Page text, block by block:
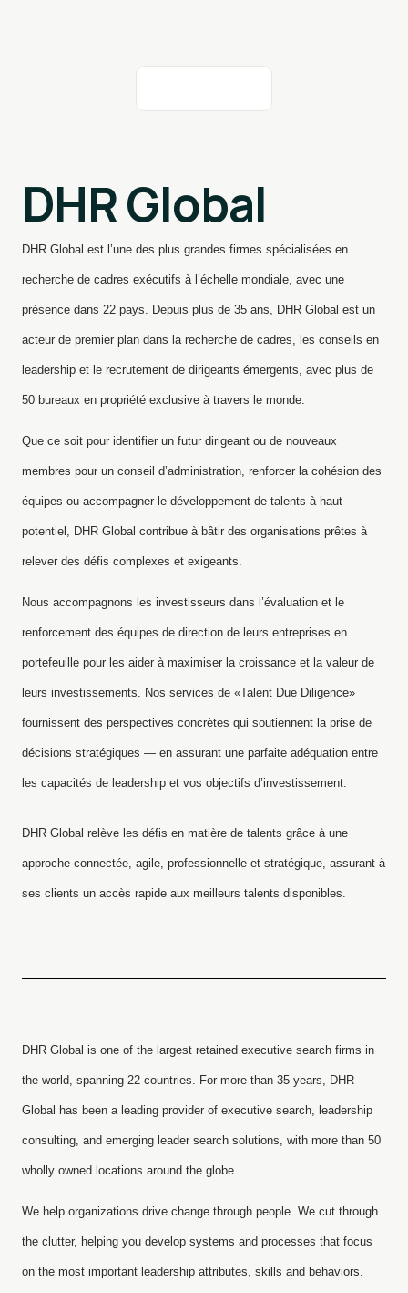
DHR Global
DHR Global est l’une des plus grandes firmes spécialisées en
recherche de cadres exécutifs à l’échelle mondiale, avec une
présence dans 22 pays. Depuis plus de 35 ans, DHR Global est un
acteur de premier plan dans la recherche de cadres, les conseils en
leadership et le recrutement de dirigeants émergents, avec plus de
50 bureaux en propriété exclusive à travers le monde.
Que ce soit pour identifier un futur dirigeant ou de nouveaux
membres pour un conseil d’administration, renforcer la cohésion des
équipes ou accompagner le développement de talents à haut
potentiel, DHR Global contribue à bâtir des organisations prêtes à
relever des défis complexes et exigeants.
Nous accompagnons les investisseurs dans l’évaluation et le
renforcement des équipes de direction de leurs entreprises en
portefeuille pour les aider à maximiser la croissance et la valeur de
leurs investissements. Nos services de «Talent Due Diligence»
fournissent des perspectives concrètes qui soutiennent la prise de
décisions stratégiques — en assurant une parfaite adéquation entre
les capacités de leadership et vos objectifs d’investissement.
DHR Global relève les défis en matière de talents grâce à une
approche connectée, agile, professionnelle et stratégique, assurant à
ses clients un accès rapide aux meilleurs talents disponibles.
DHR Global is one of the largest retained executive search firms in
the world, spanning 22 countries. For more than 35 years, DHR
Global has been a leading provider of executive search, leadership
consulting, and emerging leader search solutions, with more than 50
wholly owned locations around the globe.
We help organizations drive change through people. We cut through
the clutter, helping you develop systems and processes that focus
on the most important leadership attributes, skills and behaviors.